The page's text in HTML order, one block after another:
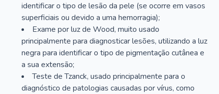
identificar o tipo de lesão da pele (se ocorre em vasos
superficiais ou devido a uma hemorragia);
Exame por luz de Wood, muito usado
principalmente para diagnosticar lesões, utilizando a luz
negra para identificar o tipo de pigmentação cutânea e
a sua extensão;
Teste de Tzanck, usado principalmente para o
diagnóstico de patologias causadas por vírus, como